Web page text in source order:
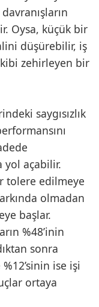
Oysa, küçük bir
düşürebilir, iş
zehirleyen bir
saygısızlık
yol açabilir.
tolere edilmeye
olmadan
başlar.
%48’inin
sonra
ise işi
ortaya